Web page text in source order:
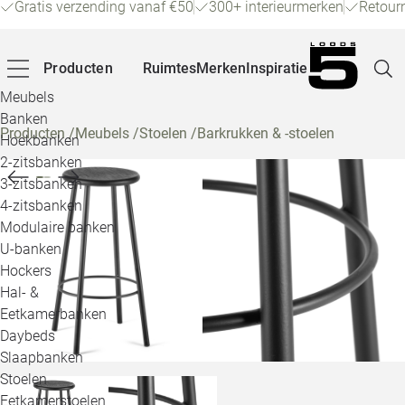
Gratis verzending vanaf €50 300+ interieurmerken
Producten
Meubels
Banken
Hoekbanken
2-zitsbanken
3-zitsbanken
4-zitsbanken
Modulaire banken
U-banken
Hockers
Hal- &
Eetkamerbanken
Daybeds
Slaapbanken
Stoelen
Eetkamerstoelen
RuimtesMerkenInspiratie
Producten/Meubels /Stoelen /Barkrukken & -stoelen